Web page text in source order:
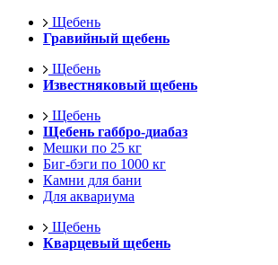
Щебень
Гравийный щебень
Щебень
Известняковый щебень
Щебень
Щебень габбро-диабаз
Мешки по 25 кг
Биг-бэги по 1000 кг
Камни для бани
Для аквариума
Щебень
Кварцевый щебень